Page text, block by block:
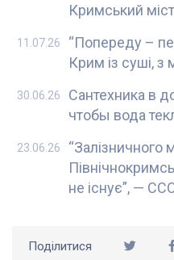
Кримський міст
“Попереду –
Крим із суші, з
11.07.26
Сантехника в
чтобы вода
30.06.26
“Залізничного
не існує”, —
23.06.26
Поділитися